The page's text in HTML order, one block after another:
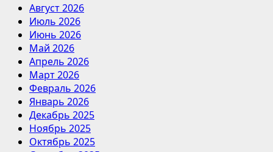
Август 2026
Июль 2026
Июнь 2026
Май 2026
Апрель 2026
Март 2026
Февраль 2026
Январь 2026
Декабрь 2025
Ноябрь 2025
Октябрь 2025